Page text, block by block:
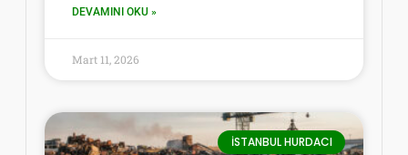
DEVAMINI OKU »
Mart 11, 2026
İSTANBUL HURDACI